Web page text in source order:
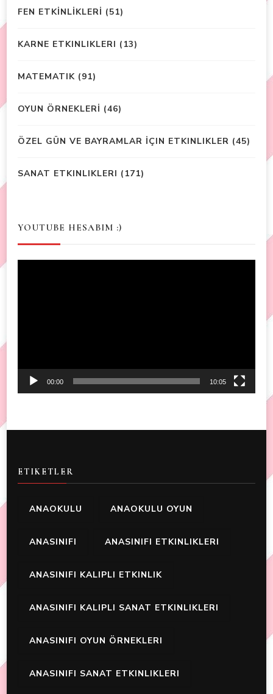
FEN ETKİNLİKLERİ (51)
KARNE ETKINLIKLERI (13)
MATEMATIK (91)
OYUN ÖRNEKLERİ (46)
ÖZEL GÜN VE BAYRAMLAR İÇIN ETKINLIKLER (45)
SANAT ETKINLIKLERI (171)
YOUTUBE HESABIM :)
00:00 10:05
ETIKETLER
ANAOKULU ANAOKULU OYUN
ANASINIFI ANASINIFI ETKINLIKLERI
ANASINIFI KALIPLI ETKINLIK
ANASINIFI KALIPLI SANAT ETKINLIKLERI
ANASINIFI OYUN ÖRNEKLERI
ANASINIFI SANAT ETKINLIKLERI